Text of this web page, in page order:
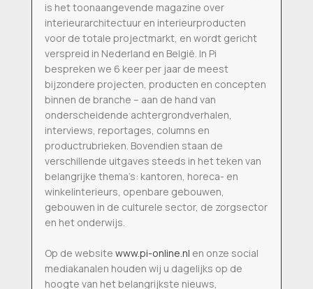
is het toonaangevende magazine over
interieurarchitectuur en interieurproducten
voor de totale projectmarkt, en wordt gericht
verspreid in Nederland en België. In Pi
bespreken we 6 keer per jaar de meest
bijzondere projecten, producten en concepten
binnen de branche – aan de hand van
onderscheidende achtergrondverhalen,
interviews, reportages, columns en
productrubrieken. Bovendien staan de
verschillende uitgaves steeds in het teken van
belangrijke thema’s: kantoren, horeca- en
winkelinterieurs, openbare gebouwen,
gebouwen in de culturele sector, de zorgsector
en het onderwijs.
Op de website www.pi-online.nl en onze social
mediakanalen houden wij u dagelijks op de
hoogte van het belangrijkste nieuws,